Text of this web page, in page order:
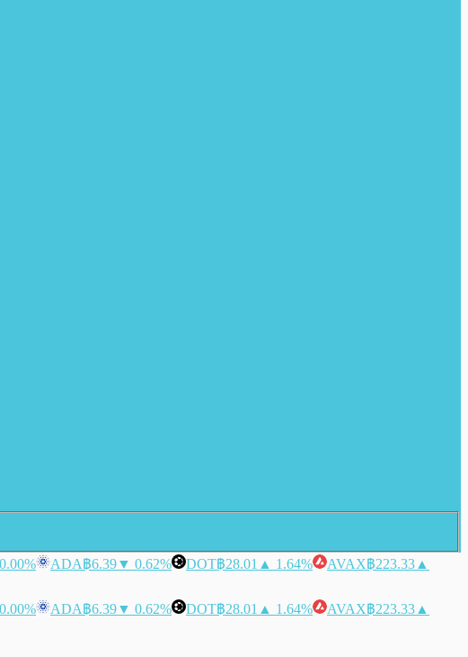
ADA฿6.39▼ 0.62% DOT฿28.01 ▲ 1.64% AVAX฿223.33 ▲
ADA฿6.39▼ 0.62% DOT฿28.01 ▲ 1.64% AVAX฿223.33 ▲